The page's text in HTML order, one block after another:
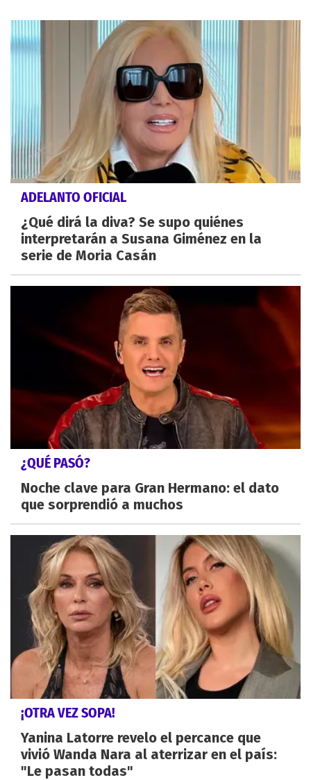
ADELANTO OFICIAL
¿Qué dirá la diva? Se supo quiénes
interpretarán a Susana Giménez en la
serie de Moria Casán
¿QUÉ PASÓ?
Noche clave para Gran Hermano: el dato
que sorprendió a muchos
¡OTRA VEZ SOPA!
Yanina Latorre revelo el percance que
vivió Wanda Nara al aterrizar en el país:
"Le pasan todas"